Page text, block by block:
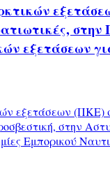
στην
εξετάσεων